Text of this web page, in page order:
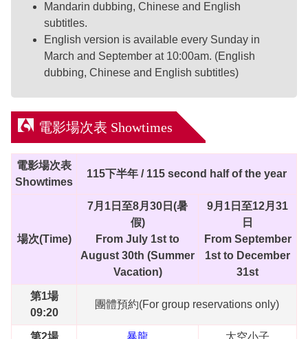
Mandarin dubbing, Chinese and English
subtitles.
English version is available every Sunday in
March and September at 10:00am. (English
dubbing, Chinese and English subtitles)
電影場次表 Showtimes
電影場次表
Showtimes
115下半年 / 115 second half of the year
場次(Time)
7月1日至8月30日(暑
假)
From July 1st to
August 30th (Summer
Vacation)
9月1日至12月31
日
From September
1st to December
31st
第1場
09:20
團體預約(For group reservations only)
第2場
暴龍
太空小子